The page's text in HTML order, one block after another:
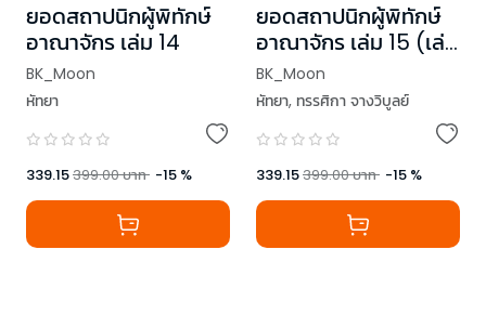
ยอดสถาปนิกผู้พิทักษ์
อาณาจักร เล่ม 14
BK_Moon
หัทยา
339.15399.00บาท -15 %
ยอดสถาปนิกผู้พิทักษ์
อาณาจักร เล่ม 15 (เล่ม
จบ)
BK_Moon
หัทยา, ทรรศิกา จางวิบูลย์
339.15399.00บาท -15 %